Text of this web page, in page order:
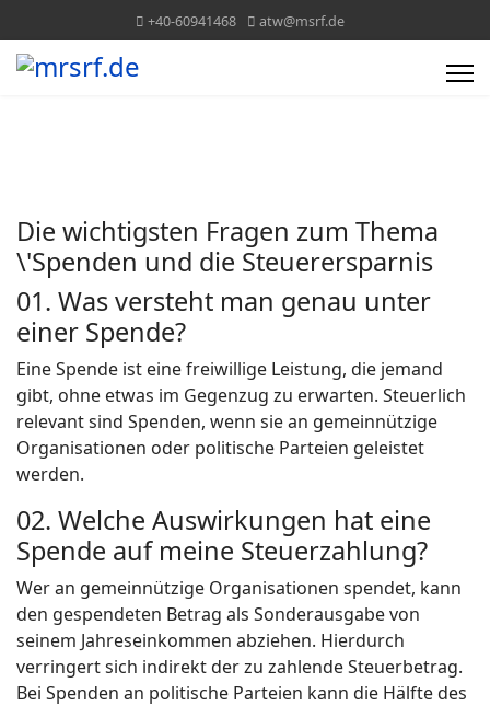
+40-60941468 atw@msrf.de
Die wichtigsten Fragen zum Thema
\'Spenden und die Steuerersparnis
01. Was versteht man genau unter
einer Spende?
Eine Spende ist eine freiwillige Leistung, die jemand
gibt, ohne etwas im Gegenzug zu erwarten. Steuerlich
relevant sind Spenden, wenn sie an gemeinnützige
Organisationen oder politische Parteien geleistet
werden.
02. Welche Auswirkungen hat eine
Spende auf meine Steuerzahlung?
Wer an gemeinnützige Organisationen spendet, kann
den gespendeten Betrag als Sonderausgabe von
seinem Jahreseinkommen abziehen. Hierdurch
verringert sich indirekt der zu zahlende Steuerbetrag.
Bei Spenden an politische Parteien kann die Hälfte des